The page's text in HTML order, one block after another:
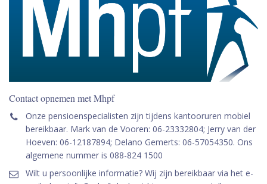
Contact opnemen met Mhpf
Onze pensioenspecialisten zijn tijdens kantooruren mobiel
bereikbaar. Mark van de Vooren: 06-23332804; Jerry van der
Hoeven: 06-12187894; Delano Gemerts: 06-57054350. Ons
algemene nummer is 088-824 1500
Wilt u persoonlijke informatie? Wij zijn bereikbaar via het e-